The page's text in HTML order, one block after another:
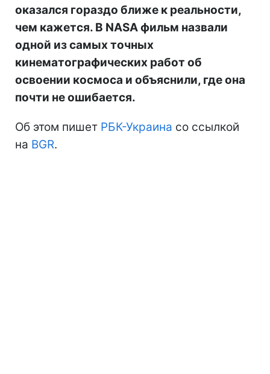
оказался гораздо ближе к реальности,
чем кажется. В NASA фильм назвали
одной из самых точных
кинематографических работ об
освоении космоса и объяснили, где она
почти не ошибается.
Об этом пишет РБК-Украина со ссылкой
на BGR.